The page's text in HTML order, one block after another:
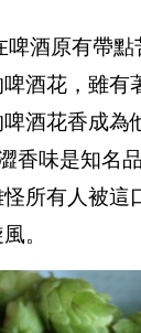
啤酒原有帶
酒花，雖有
酒花香成為
香味是知名
所有人被這
。